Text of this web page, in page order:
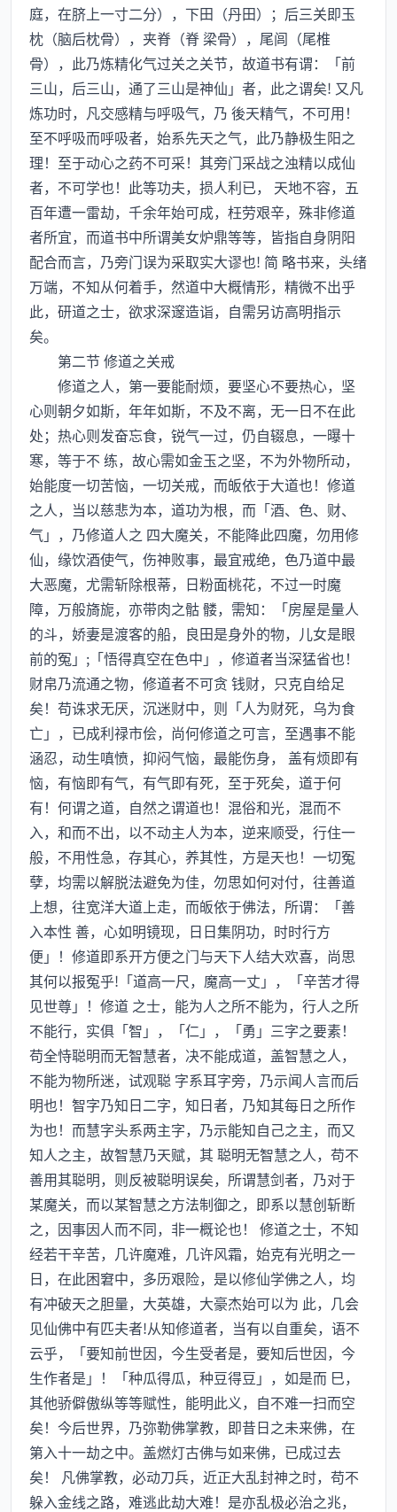
庭，在脐上一寸二分），下田（丹田）；后三关即玉
枕（脑后枕骨），夹脊（脊 梁骨），尾闾（尾椎
骨），此乃炼精化气过关之关节，故道书有谓：「前
三山，后三山，通了三山是神仙」者，此之谓矣! 又凡
炼功时，凡交感精与呼吸气，乃 後天精气，不可用！
至不呼吸而呼吸者，始系先天之气，此乃静极生阳之
理！至于动心之药不可采！其旁门采战之浊精以成仙
者，不可学也！此等功夫，损人利已， 天地不容，五
百年遭一雷劫，千余年始可成，枉劳艰辛，殊非修道
者所宜，而道书中所谓美女炉鼎等等，皆指自身阴阳
配合而言，乃旁门误为采取实大谬也! 简 略书来，头绪
万端，不知从何着手，然道中大概情形，精微不出乎
此，研道之士，欲求深邃造诣，自需另访高明指示
矣。
第二节 修道之关戒
修道之人，第一要能耐烦，要坚心不要热心，坚
心则朝夕如斯，年年如斯，不及不离，无一日不在此
处；热心则发奋忘食，锐气一过，仍自辍息，一曝十
寒，等于不 练，故心需如金玉之坚，不为外物所动，
始能度一切苦恼，一切关戒，而皈依于大道也！修道
之人，当以慈悲为本，道功为根，而「酒、色、财、
气」，乃修道人之 四大魔关，不能降此四魔，勿用修
仙，缘饮酒使气，伤神败事，最宜戒绝，色乃道中最
大恶魔，尤需斩除根蒂，日粉面桃花，不过一时魔
障，万般旖旎，亦带肉之骷 髅，需知：「房屋是量人
的斗，娇妻是渡客的船，良田是身外的物，儿女是眼
前的冤」;「悟得真空在色中」，修道者当深猛省也！
财帛乃流通之物，修道者不可贪 钱财，只克自给足
矣！苟诛求无厌，沉迷财中，则「人为财死，乌为食
亡」，已成利禄市侩，尚何修道之可言，至遇事不能
涵忍，动生嗔愤，抑闷气恼，最能伤身， 盖有烦即有
恼，有恼即有气，有气即有死，至于死矣，道于何
有！何谓之道，自然之谓道也！混俗和光，混而不
入，和而不出，以不动主人为本，逆来顺受，行住一
般，不用性急，存其心，养其性，方是天也！一切冤
孽，均需以解脱法避免为佳，勿思如何对付，往善道
上想，往宽洋大道上走，而皈依于佛法，所谓：「善
入本性 善，心如明镜现，日日集阴功，时时行方
便」！修道即系开方便之门与天下人结大欢喜，尚思
其何以报冤乎!「道高一尺，魔高一丈」，「辛苦才得
见世尊」！修道 之士，能为人之所不能为，行人之所
不能行，实俱「智」，「仁」，「勇」三字之要素！
苟全恃聪明而无智慧者，决不能成道，盖智慧之人，
不能为物所迷，试观聪 字系耳字旁，乃示闻人言而后
明也！智字乃知日二字，知日者，乃知其每日之所作
为也！而慧字头系两主字，乃示能知自己之主，而又
知人之主，故智慧乃天赋，其 聪明无智慧之人，苟不
善用其聪明，则反被聪明误矣，所谓慧剑者，乃对于
某魔关，而以某智慧之方法制御之，即系以慧创斩断
之，因事因人而不同，非一概论也！ 修道之士，不知
经若干辛苦，几许魔难，几许风霜，始克有光明之一
日，在此困窘中，多历艰险，是以修仙学佛之人，均
有冲破天之胆量，大英雄，大豪杰始可以为 此，几会
见仙佛中有匹夫者!从知修道者，当有以自重矣，语不
云乎，「要知前世因，今生受者是，要知后世因，今
生作者是」！「种瓜得瓜，种豆得豆」，如是而 巳，
其他骄僻傲纵等等赋性，能明此义，自不难一扫而空
矣！今后世界，乃弥勒佛掌教，即昔日之未来佛，在
第入十一劫之中。盖燃灯古佛与如来佛，已成过去
矣！ 凡佛掌教，必动刀兵，近正大乱封神之时，苟不
躲入金线之路，难逃此劫大难！是亦乱极必治之兆，